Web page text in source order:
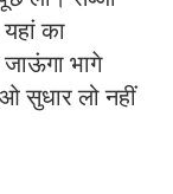
का
भागे
सुधार लो नहीं